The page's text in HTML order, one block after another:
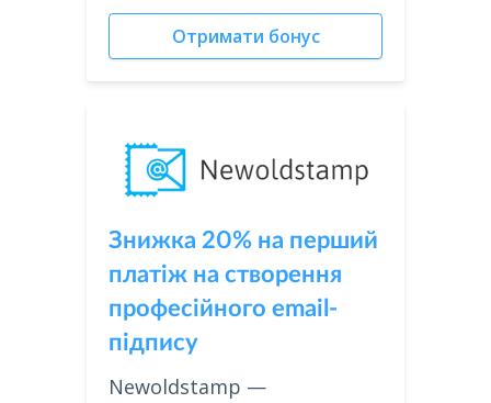
Отримати бонус
Знижка 20% на перший
платіж на створення
професійного email-
підпису
Newoldstamp —